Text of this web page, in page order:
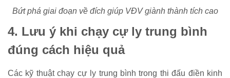
Bứt phá giai đoạn về đích giúp VĐV giành thành tích cao
4. Lưu ý khi chạy cự ly trung bình
đúng cách hiệu quả
Các kỹ thuật chạy cự ly trung bình trong thi đấu điền kinh